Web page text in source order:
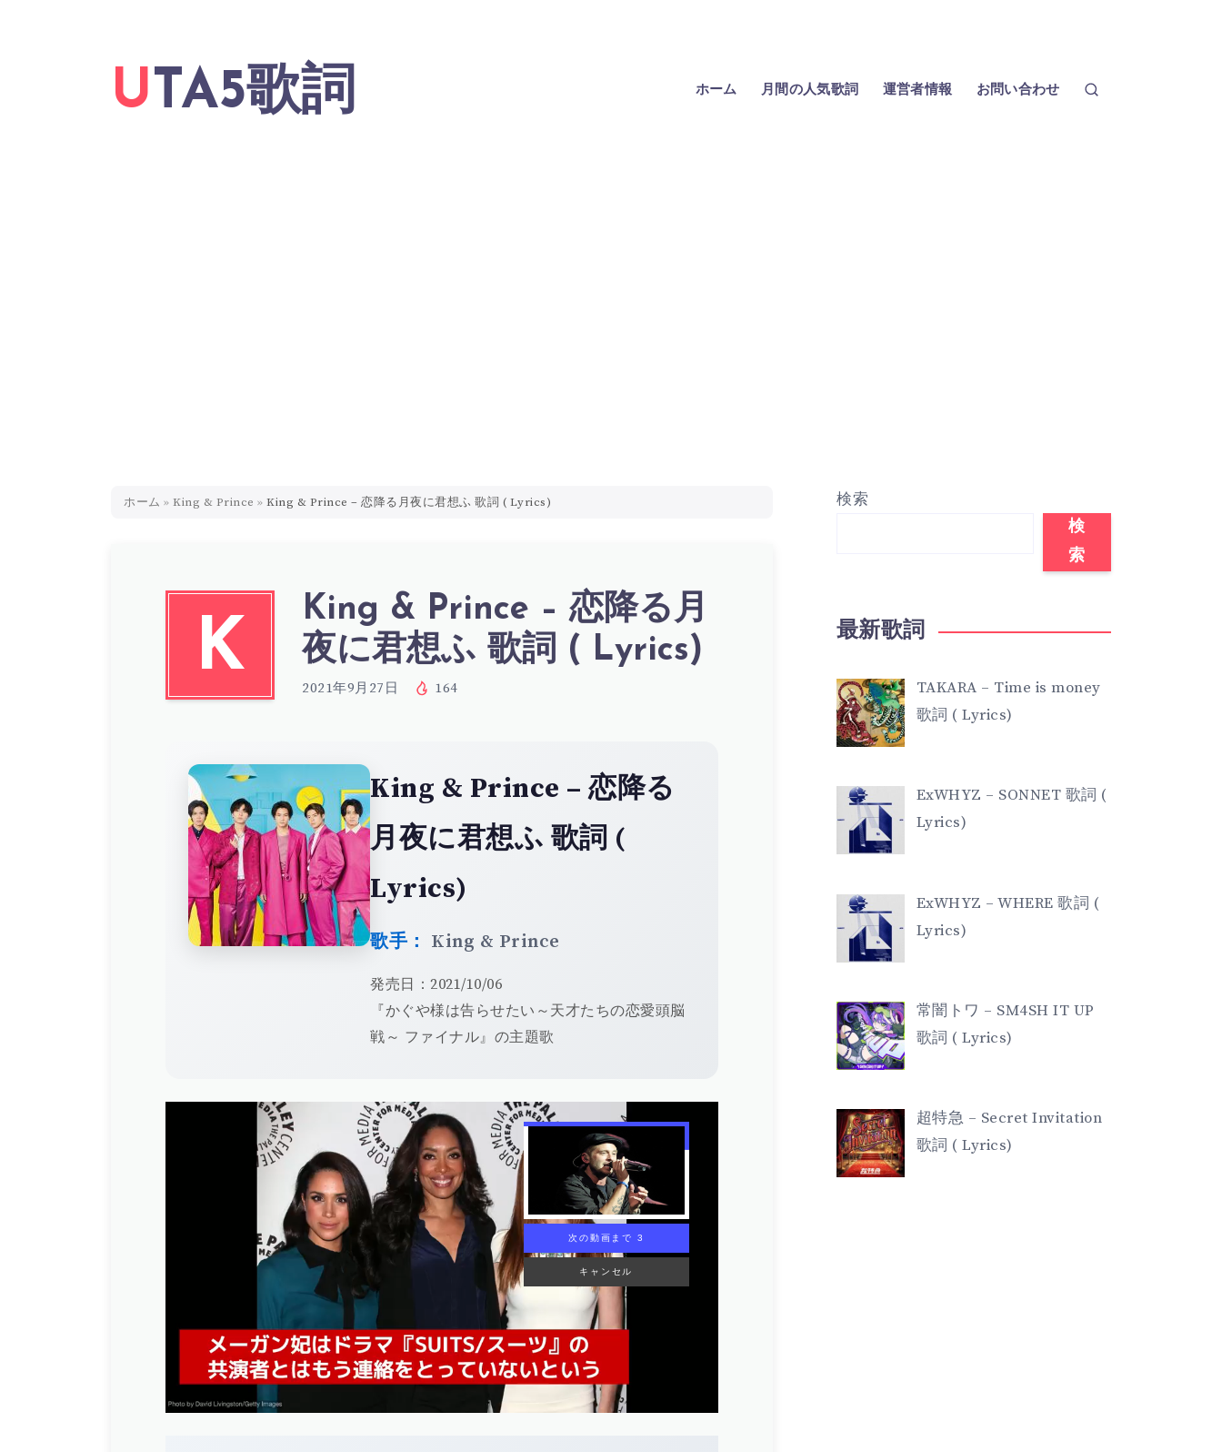
UTA5歌詞 ホーム 月間の人気歌詞 運営者情報 お問い合わせ
ホーム » King & Prince » King & Prince – 恋降る月夜に君想ふ 歌詞 ( Lyrics)
K
King & Prince – 恋降る月
夜に君想ふ 歌詞 ( Lyrics)
2021年9月27日 164
King & Prince – 恋降る
月夜に君想ふ 歌詞 (
Lyrics)
歌手： King & Prince
発売日：2021/10/06
『かぐや様は告らせたい～天才たちの恋愛頭脳
戦～ ファイナル』の主題歌
次の動画まで 2
キャンセル
検索
検
索
最新歌詞
TAKARA – Time is money
歌詞 ( Lyrics)
ExWHYZ – SONNET 歌詞 (
Lyrics)
ExWHYZ – WHERE 歌詞 (
Lyrics)
常闇トワ – SM4SH IT UP
歌詞 ( Lyrics)
超特急 – Secret Invitation
歌詞 ( Lyrics)